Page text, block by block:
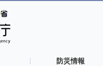
防災情報